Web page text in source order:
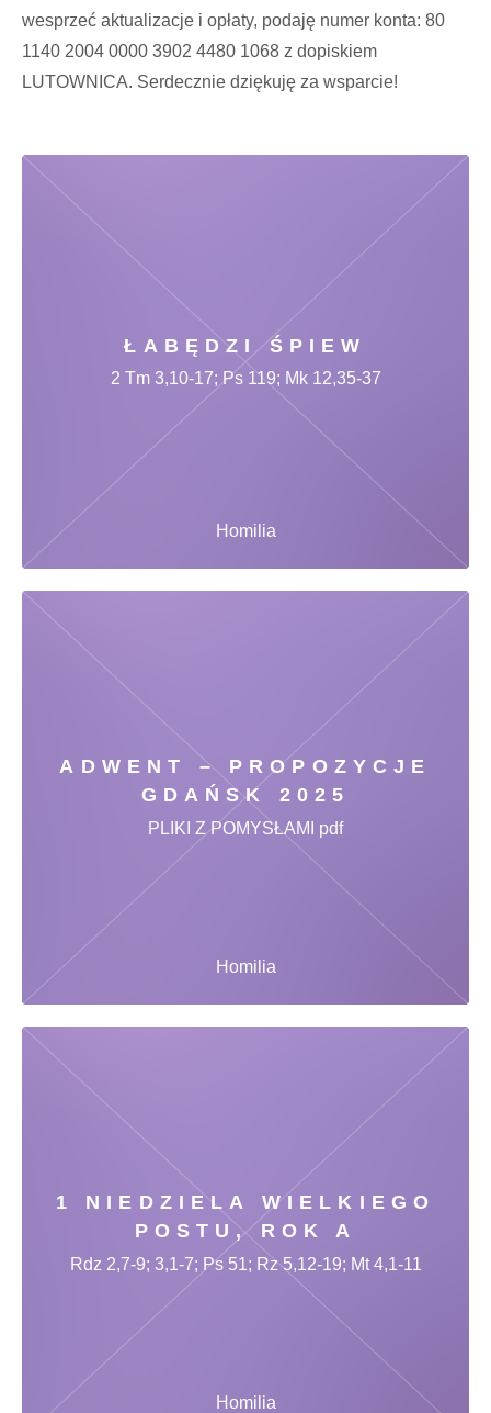
wesprzeć aktualizacje i opłaty, podaję numer konta: 80
1140 2004 0000 3902 4480 1068 z dopiskiem
LUTOWNICA. Serdecznie dziękuję za wsparcie!
ŁABĘDZI ŚPIEW
Homilia
2 Tm 3,10-17; Ps 119; Mk 12,35-37
ADWENT – PROPOZYCJE
GDAŃSK 2025
Homilia
PLIKI Z POMYSŁAMI pdf
1 NIEDZIELA WIELKIEGO
POSTU, ROK A
Homilia
Rdz 2,7-9; 3,1-7; Ps 51; Rz 5,12-19; Mt 4,1-11